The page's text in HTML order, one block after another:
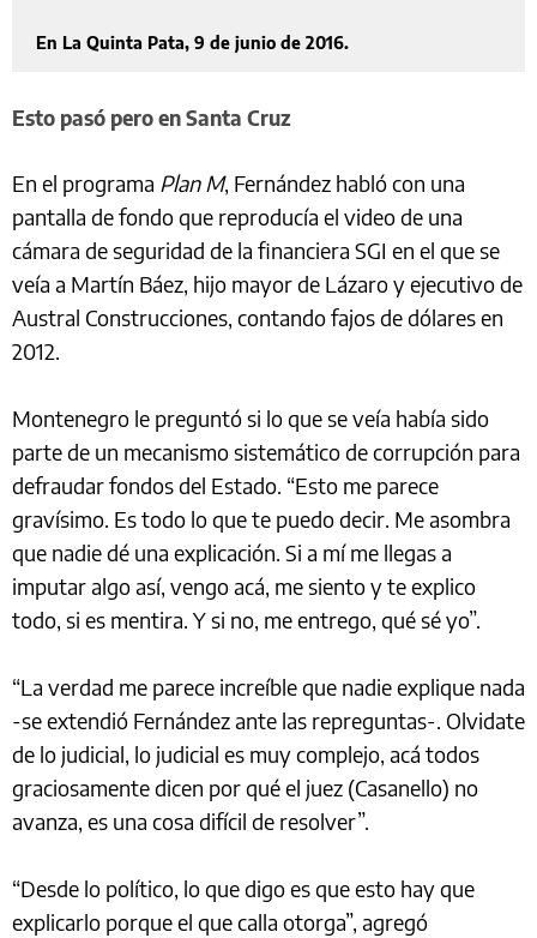
En La Quinta Pata, 9 de junio de 2016.
Esto pasó pero en Santa Cruz
En el programa Plan M, Fernández habló con una
pantalla de fondo que reproducía el video de una
cámara de seguridad de la financiera SGI en el que se
veía a Martín Báez, hijo mayor de Lázaro y ejecutivo de
Austral Construcciones, contando fajos de dólares en
2012.
Montenegro le preguntó si lo que se veía había sido
parte de un mecanismo sistemático de corrupción para
defraudar fondos del Estado. “Esto me parece
gravísimo. Es todo lo que te puedo decir. Me asombra
que nadie dé una explicación. Si a mí me llegas a
imputar algo así, vengo acá, me siento y te explico
todo, si es mentira. Y si no, me entrego, qué sé yo”.
“La verdad me parece increíble que nadie explique nada
-se extendió Fernández ante las repreguntas-. Olvidate
de lo judicial, lo judicial es muy complejo, acá todos
graciosamente dicen por qué el juez (Casanello) no
avanza, es una cosa difícil de resolver”.
“Desde lo político, lo que digo es que esto hay que
explicarlo porque el que calla otorga”, agregó